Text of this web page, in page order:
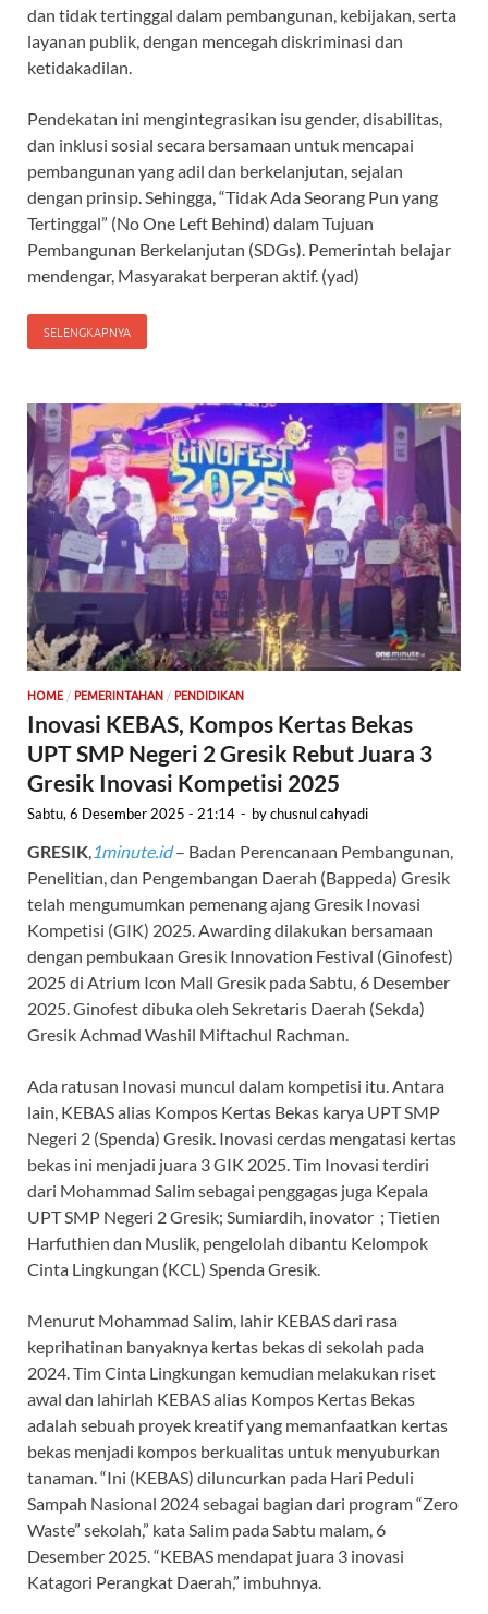
dan tidak tertinggal dalam pembangunan, kebijakan, serta
layanan publik, dengan mencegah diskriminasi dan
ketidakadilan.
Pendekatan ini mengintegrasikan isu gender, disabilitas,
dan inklusi sosial secara bersamaan untuk mencapai
pembangunan yang adil dan berkelanjutan, sejalan
dengan prinsip. Sehingga, “Tidak Ada Seorang Pun yang
Tertinggal” (No One Left Behind) dalam Tujuan
Pembangunan Berkelanjutan (SDGs). Pemerintah belajar
mendengar, Masyarakat berperan aktif. (yad)
SELENGKAPNYA
HOME/ PEMERINTAHAN / PENDIDIKAN
Inovasi KEBAS, Kompos Kertas Bekas
UPT SMP Negeri 2 Gresik Rebut Juara 3
Gresik Inovasi Kompetisi 2025
Sabtu, 6 Desember 2025 - 21:14 - bychusnul cahyadi
GRESIK, 1minute.id– Badan Perencanaan Pembangunan,
Penelitian, dan Pengembangan Daerah (Bappeda) Gresik
telah mengumumkan pemenang ajang Gresik Inovasi
Kompetisi (GIK) 2025. Awarding dilakukan bersamaan
dengan pembukaan Gresik Innovation Festival (Ginofest)
2025 di Atrium Icon Mall Gresik pada Sabtu, 6 Desember
2025. Ginofest dibuka oleh Sekretaris Daerah (Sekda)
Gresik Achmad Washil Miftachul Rachman.
Ada ratusan Inovasi muncul dalam kompetisi itu. Antara
lain, KEBAS alias Kompos Kertas Bekas karya UPT SMP
Negeri 2 (Spenda) Gresik. Inovasi cerdas mengatasi kertas
bekas ini menjadi juara 3 GIK 2025. Tim Inovasi terdiri
dari Mohammad Salim sebagai penggagas juga Kepala
UPT SMP Negeri 2 Gresik; Sumiardih, inovator ; Tietien
Harfuthien dan Muslik, pengelolah dibantu Kelompok
Cinta Lingkungan (KCL) Spenda Gresik.
Menurut Mohammad Salim, lahir KEBAS dari rasa
keprihatinan banyaknya kertas bekas di sekolah pada
2024. Tim Cinta Lingkungan kemudian melakukan riset
awal dan lahirlah KEBAS alias Kompos Kertas Bekas
adalah sebuah proyek kreatif yang memanfaatkan kertas
bekas menjadi kompos berkualitas untuk menyuburkan
tanaman. “Ini (KEBAS) diluncurkan pada Hari Peduli
Sampah Nasional 2024 sebagai bagian dari program “Zero
Waste” sekolah,” kata Salim pada Sabtu malam, 6
Desember 2025. “KEBAS mendapat juara 3 inovasi
Katagori Perangkat Daerah,” imbuhnya.